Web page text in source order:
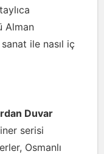
Alman
ile nasıl iç
Duvar
serisi
Osmanlı